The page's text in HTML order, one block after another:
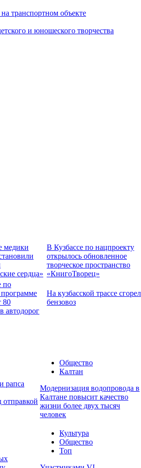
транспортном объекте
и юношеского творчества
медики
сердца»
В Кузбассе по нацпроекту
открылось обновленное
творческое пространство
«КнигоТворец»
по
80
автодорог
На кузбасской трассе сгорел
бензовоз
рапса
отправкой
Общество
Калтан
Модернизация водопровода в
Калтане повысит качество
жизни более двух тысяч
человек
Культура
Общество
Топ